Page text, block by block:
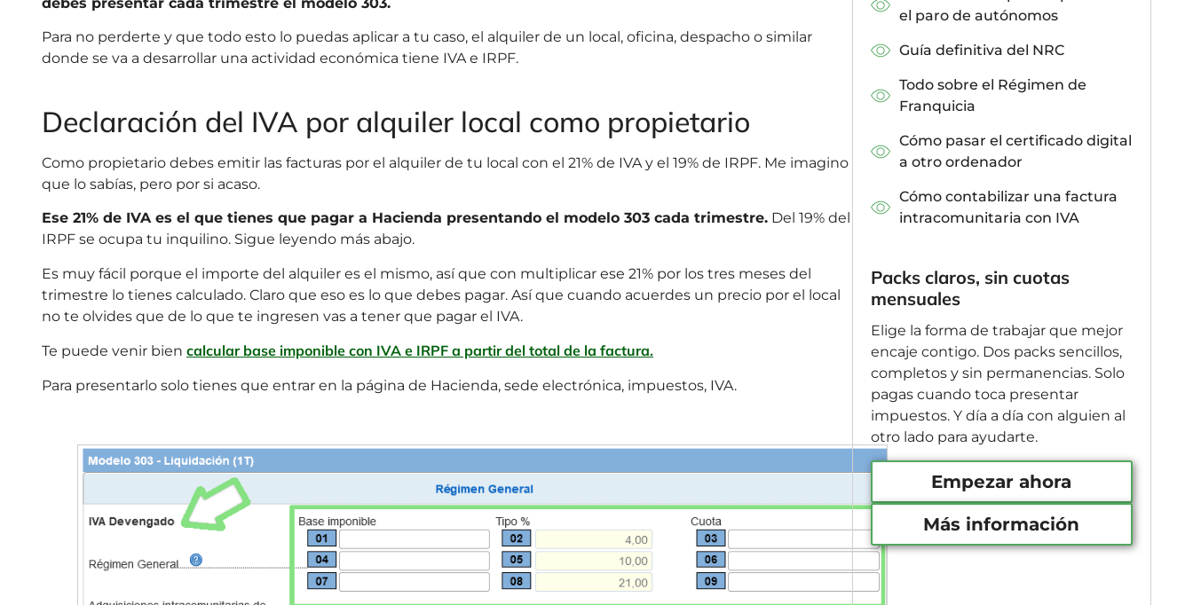
Para no perderte y que todo esto lo puedas aplicar a tu caso, el alquiler de un local, oficina, despacho o similar
donde se va a desarrollar una actividad económica tiene IVA e IRPF.
Declaración del IVA por alquiler local como propietario
Como propietario debes emitir las facturas por el alquiler de tu local con el 21% de IVA y el 19% de IRPF. Me imagino
que lo sabías, pero por si acaso.
Ese 21% de IVA es el que tienes que pagar a Hacienda presentando el modelo 303 cada trimestre. Del 19% del
IRPF se ocupa tu inquilino. Sigue leyendo más abajo.
Es muy fácil porque el importe del alquiler es el mismo, así que con multiplicar ese 21% por los tres meses del
trimestre lo tienes calculado. Claro que eso es lo que debes pagar. Así que cuando acuerdes un precio por el local
no te olvides que de lo que te ingresen vas a tener que pagar el IVA.
Te puede venir bien calcular base imponible con IVA e IRPF a partir del total de la factura.
Para presentarlo solo tienes que entrar en la página de Hacienda, sede electrónica, impuestos, IVA.
el paro de autónomos
Guía definitiva del NRC
Todo sobre el Régimen de
Franquicia
Cómo pasar el certificado digital
a otro ordenador
Cómo contabilizar una factura
intracomunitaria con IVA
Packs claros, sin cuotas
mensuales
Elige la forma de trabajar que mejor
encaje contigo. Dos packs sencillos,
completos y sin permanencias. Solo
pagas cuando toca presentar
impuestos. Y día a día con alguien al
otro lado para ayudarte.
Empezar ahora
Más información